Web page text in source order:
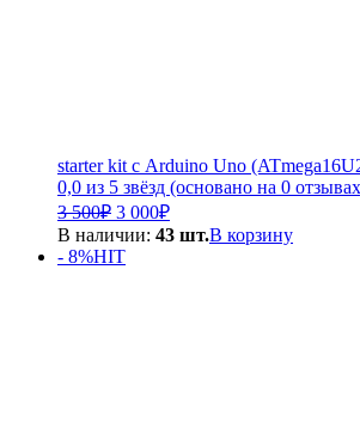
starter kit с Arduino Uno
0,0 из 5 звёзд (основано на 0
3 500₽ Первоначальная
цена
составляла
3
3 000₽Текущая
цена:
В наличии: 43 шт.В корзину
- 8%HIT